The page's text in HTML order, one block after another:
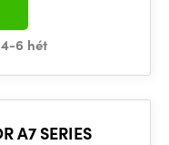
6 hét
A7 SERIES